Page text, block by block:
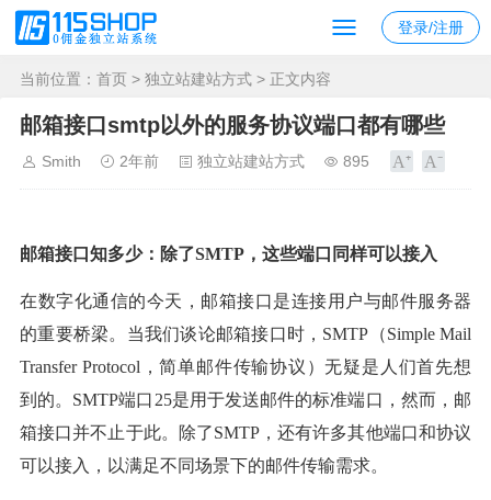
登录/注册
当前位置： 首页 > 独立站建站方式 > 正文内容
邮箱接口smtp以外的服务协议端口都有哪些
Smith 2年前 独立站建站方式 895
邮箱接口知多少：除了SMTP，这些端口同样可以接入
在数字化通信的今天，邮箱接口是连接用户与邮件服务器
的重要桥梁。当我们谈论邮箱接口时，SMTP（Simple Mail
Transfer Protocol，简单邮件传输协议）无疑是人们首先想
到的。SMTP端口25是用于发送邮件的标准端口，然而，邮
箱接口并不止于此。除了SMTP，还有许多其他端口和协议
可以接入，以满足不同场景下的邮件传输需求。